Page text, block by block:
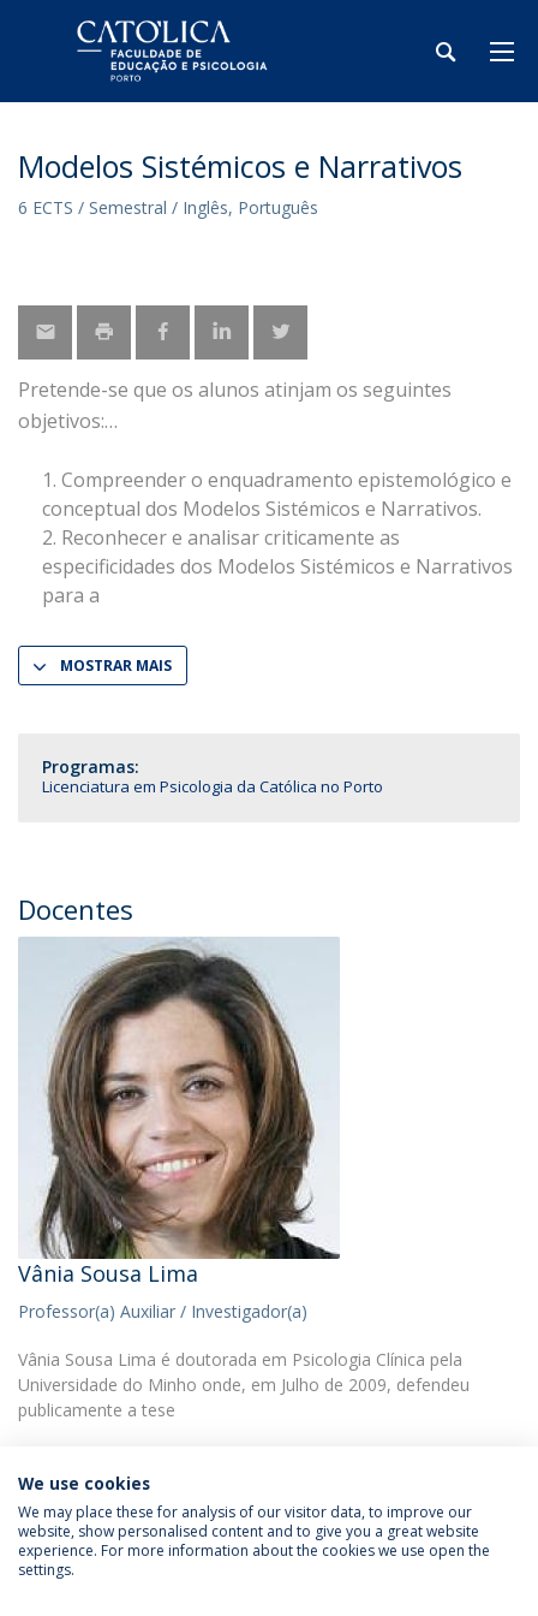
Modelos Sistémicos e Narrativos
6 ECTS / Semestral / Inglês, Português
Pretende-se que os alunos atinjam os seguintes
objetivos:
Compreender o enquadramento epistemológico e
conceptual dos Modelos Sistémicos e Narrativos.
Reconhecer e analisar criticamente as
especificidades dos Modelos Sistémicos e Narrativos
para a
MOSTRAR MAIS
Programas:
Licenciatura em Psicologia da Católica no Porto
Docentes
Vânia Sousa Lima
Professor(a) Auxiliar / Investigador(a)
Vânia Sousa Lima é doutorada em Psicologia Clínica pela
Universidade do Minho onde, em Julho de 2009, defendeu
publicamente a tese
Política de Privacidade
Termos & Condições
We use cookies
We may place these for analysis of our visitor data, to improve our
website, show personalised content and to give you a great website
experience. For more information about the cookies we use open the
settings.